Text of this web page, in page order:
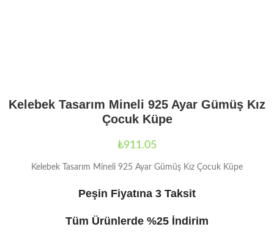
Kelebek Tasarım Mineli 925 Ayar Gümüş Kız
Çocuk Küpe
₺911.05
Kelebek Tasarım Mineli 925 Ayar Gümüş Kız Çocuk Küpe
Peşin Fiyatına 3 Taksit
Tüm Ürünlerde %25 İndirim